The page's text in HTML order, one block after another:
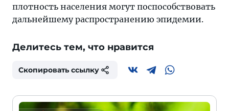
плотность населения могут поспособствовать
дальнейшему распространению эпидемии.
Делитесь тем, что нравится
Скопировать ссылку